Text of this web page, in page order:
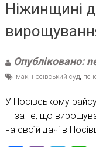
Ніжинщині
Опубліковано:
мак, носівський суд,
У Носівському
— за те, що
на своїй дачі в